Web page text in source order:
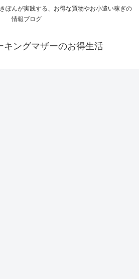
ぽんが実践する、お得な買物やお小遣い稼ぎの
情報ブログ
キングマザーのお得生活